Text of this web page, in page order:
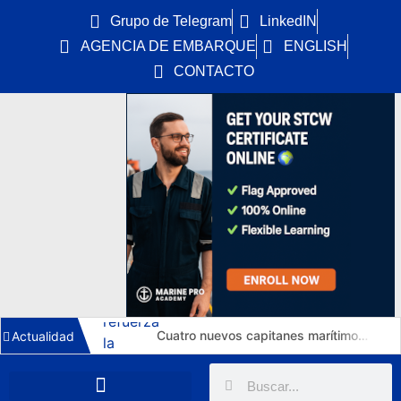
Grupo de Telegram
LinkedIN
AGENCIA DE EMBARQUE
ENGLISH
CONTACTO
Actualidad
Cuatro nuevos capitanes marítimos: la DGMM refuerza la promoción interna y Málaga estrena primera capitana
El Puerto de Huelva estrena una tercera vía de 1.211 metros y 15.112 m² para autopistas ferroviarias